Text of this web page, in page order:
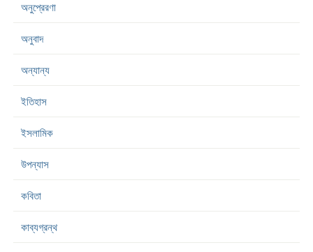
অনুপ্রেরণা
অনুবাদ
অন্যান্য
ইতিহাস
ইসলামিক
উপন্যাস
কবিতা
কাব্যগ্রন্থ